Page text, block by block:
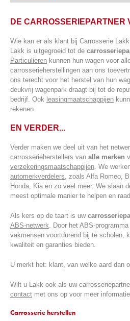
DE CARROSSERIEPARTNER
Wie kan er als klant bij Carrosserie
Lakk is uitgegroeid tot de
Particulieren kunnen hun wagen voor
carrosserieherstellingen aan ons
ons terecht voor het herstel van hun
deukvrij wagenpark draagt bij tot de
bedrijf. Ook leasingmaatschappijen
rekenen.
EN VERDER...
Verder maken we deel uit van het
carrosserieherstellers van alle merken
verzekeringsmaatschappijen. We
automerkverdelers, zoals Alfa Romeo,
Honda, Kia en zo veel meer. We slaan
meest optimale manier te helpen en
Als kers op de taart is uw
ABS-netwerk. Door het ABS-
vakmensen voortdurend bij te scholen,
kwaliteit en garanties bieden.
U merkt het: klant, van welke aard dan
Wilt u Lakk ook als uw
contact met ons op voor meer
Carrosserie herstellen